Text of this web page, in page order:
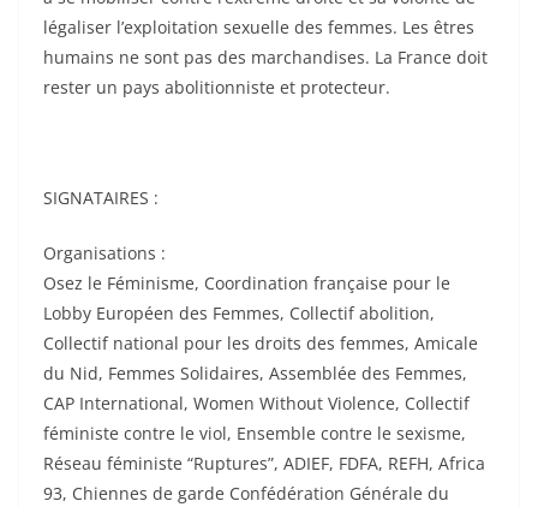
légaliser l’exploitation sexuelle des femmes. Les êtres
humains ne sont pas des marchandises. La France doit
rester un pays abolitionniste et protecteur.
SIGNATAIRES :
Organisations :
Osez le Féminisme, Coordination française pour le
Lobby Européen des Femmes, Collectif abolition,
Collectif national pour les droits des femmes, Amicale
du Nid, Femmes Solidaires, Assemblée des Femmes,
CAP International, Women Without Violence, Collectif
féministe contre le viol, Ensemble contre le sexisme,
Réseau féministe “Ruptures”, ADIEF, FDFA, REFH, Africa
93, Chiennes de garde Confédération Générale du